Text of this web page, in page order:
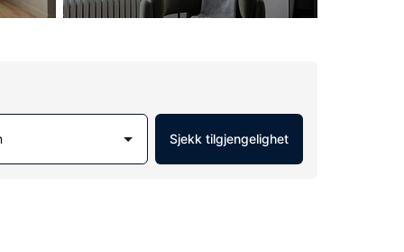
Sjekk tilgjengelighet